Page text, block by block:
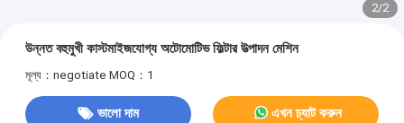
2/2
উন্নত বহুমুখী কাস্টমাইজযোগ্য অটোমোটিভ ফিল্টার উত্পাদন মেশিন
মূল্য：negotiate MOQ：1
ভালো দাম এখন চ্যাট করুন